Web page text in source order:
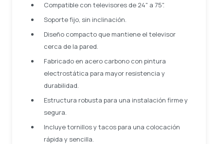
Compatible con televisores de 24" a 75".
Soporte fijo, sin inclinación.
Diseño compacto que mantiene el televisor
cerca de la pared.
Fabricado en acero carbono con pintura
electrostática para mayor resistencia y
durabilidad.
Estructura robusta para una instalación firme y
segura.
Incluye tornillos y tacos para una colocación
rápida y sencilla.